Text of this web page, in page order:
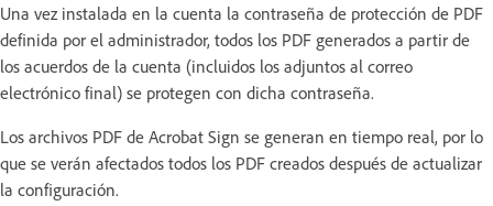
Una vez instalada en la cuenta la contraseña de protección de PDF
definida por el administrador, todos los PDF generados a partir de
los acuerdos de la cuenta (incluidos los adjuntos al correo
electrónico final) se protegen con dicha contraseña.
Los archivos PDF de Acrobat Sign se generan en tiempo real, por lo
que se verán afectados todos los PDF creados después de actualizar
la configuración.